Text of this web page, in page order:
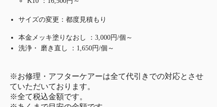
サイズの変更：都度見積もり
本金メッキ塗りなおし ：3,000円/個～
洗浄・ 磨き直し ：1,650円/個～
※お修理・アフターケアーは全て代引きでの対応とさせ
ていただいております。
※全て税込金額です。